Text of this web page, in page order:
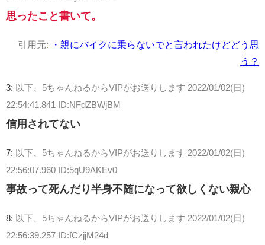
思ったこと書いて。
引用元:
・親にバイクに乗らないでと言われたけどどう思
う？
3: 以下、5ちゃんねるからVIPがお送りします 2022/01/02(日)
22:54:41.841 ID:NFdZBWjBM
信用されてない
7: 以下、5ちゃんねるからVIPがお送りします 2022/01/02(日)
22:56:07.960 ID:5qU9AKEv0
事故って死んだり半身不随になって欲しくない親心
8: 以下、5ちゃんねるからVIPがお送りします 2022/01/02(日)
22:56:39.257 ID:fCzjjM24d